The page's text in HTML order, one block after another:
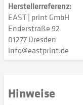
Herstellerreferenz:
EAST | print GmbH
Enderstraße 92
01277 Dresden
info@eastprint.de
Hinweise